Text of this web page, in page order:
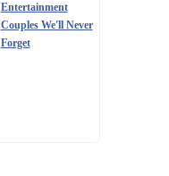
Entertainment
Couples We'll Never
Forget